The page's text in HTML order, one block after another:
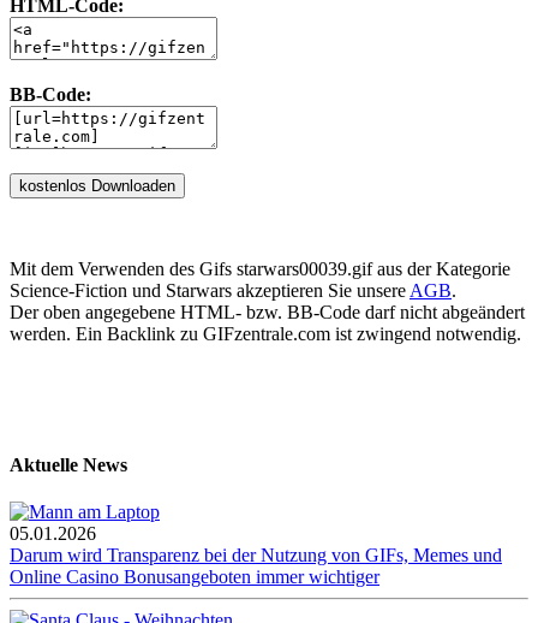
HTML-Code:
BB-Code:
Mit dem Verwenden des Gifs starwars00039.gif aus der Kategorie
Science-Fiction und Starwars akzeptieren Sie unsere AGB.
Der oben angegebene HTML- bzw. BB-Code darf nicht abgeändert
werden. Ein Backlink zu GIFzentrale.com ist zwingend notwendig.
Aktuelle News
05.01.2026
Darum wird Transparenz bei der Nutzung von GIFs, Memes und
Online Casino Bonusangeboten immer wichtiger